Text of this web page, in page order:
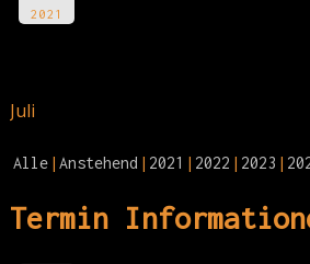
2021
Juli
Alle Anstehend 2021 2022 2023
Termin